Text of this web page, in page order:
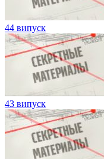
44 випуск
43 випуск